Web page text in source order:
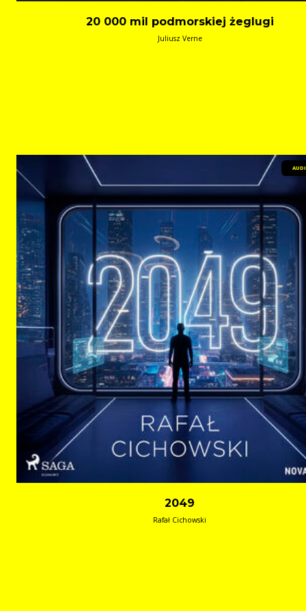
20 000 mil podmorskiej żeglugi
Juliusz Verne
2049
Rafał Cichowski